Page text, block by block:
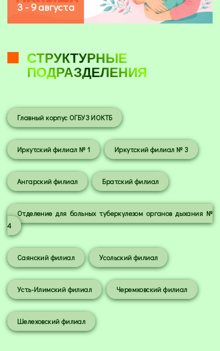
3 - 9 августа
СТРУКТУРНЫЕ
ПОДРАЗДЕЛЕНИЯ
Главный корпус ОГБУЗ ИОКТБ
Иркутский филиал № 1 Иркутский филиал № 3
Ангарский филиал Братский филиал
Отделение для больных туберкулезом органов дыхания №
4
Саянский филиал Усольский филиал
Усть-Илимский филиал Черемховский филиал
Шелеховский филиал